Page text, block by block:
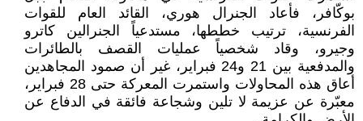
بوكّافر، فأعاد الجنرال هوري، القائد العام للقوات
الفرنسية، ترتيب خططها، مستدعياً الجنرالين كاترو
وجيرو، وقاد شخصياً عمليات القصف بالطائرات
والمدفعية بين 21 و24 فبراير، غير أن صمود المجاهدين
أعاق هذه المحاولات واستمرت المعركة حتى 28 فبراير،
معبّرة عن عزيمة لا تلين وشجاعة فائقة في الدفاع عن